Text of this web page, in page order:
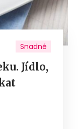
Snadné
Jídlo,